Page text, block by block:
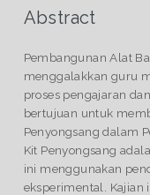
Abstract
Pembangunan Alat
menggalakkan guru
proses pengajaran
bertujuan untuk
Penyongsang dalam
Kit Penyongsang
ini menggunakan
eksperimental. Kajian